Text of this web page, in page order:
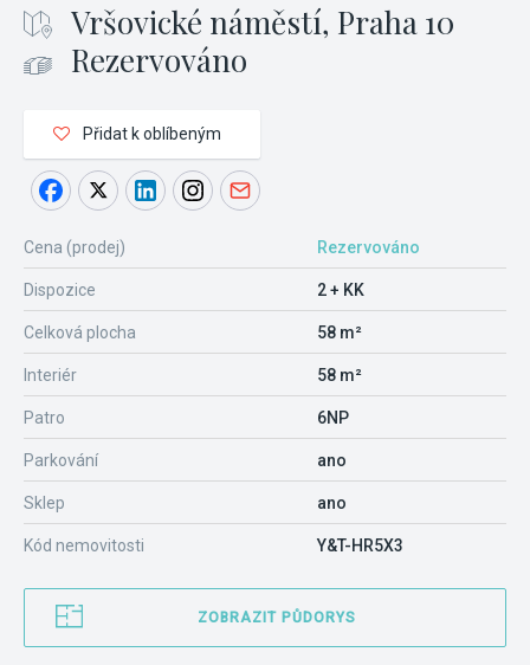
Vršovické náměstí, Praha 10
Rezervováno
Přidat k oblíbeným
Cena (prodej) Rezervováno
Dispozice 2 + KK
Celková plocha 58 m²
Interiér 58 m²
Patro 6NP
Parkování ano
Sklep ano
Kód nemovitosti Y&T-HR5X3
ZOBRAZIT PŮDORYS